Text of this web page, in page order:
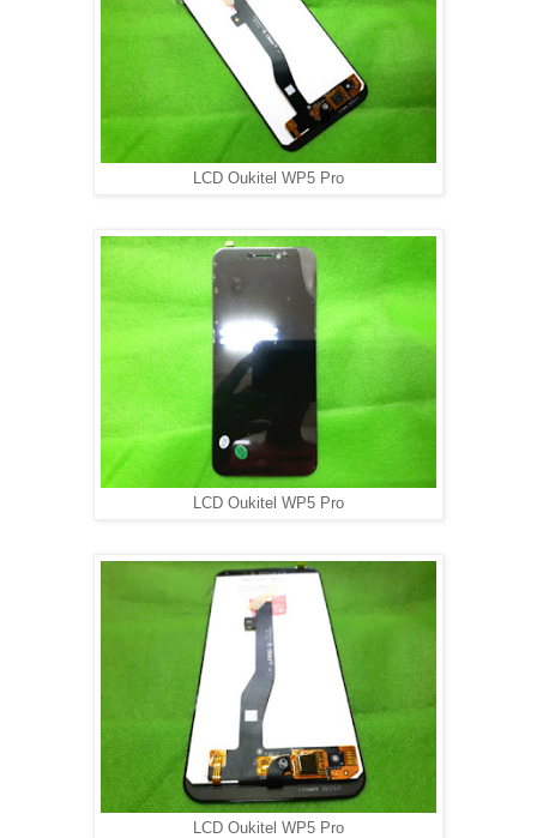
LCD Oukitel WP5 Pro
LCD Oukitel WP5 Pro
LCD Oukitel WP5 Pro